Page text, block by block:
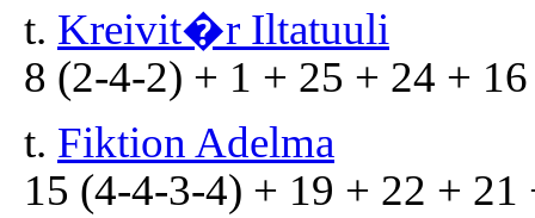
t. Kreivit�r Iltatuuli
8 (2-4-2) + 1 + 25 + 24 +
t. Fiktion Adelma
15 (4-4-3-4) + 19 + 22 +